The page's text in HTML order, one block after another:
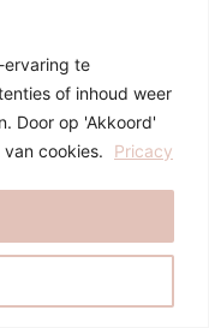
ervaring te
of inhoud weer
Door op 'Akkoord'
cookies.
Pricacy